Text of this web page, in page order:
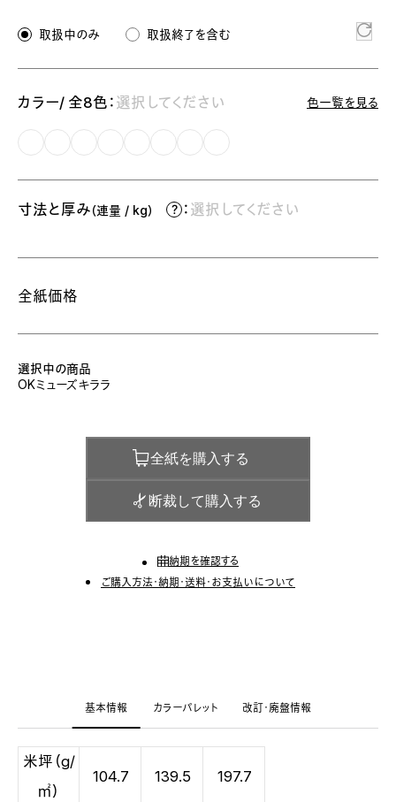
取扱中のみ 取扱終了を含む
カラー/ 全8色： 選択してください 色一覧を見る
寸法と厚み（連量 / kg） ： 選択してください
全紙価格
選択中の商品
OKミューズキララ
全紙を購入する
断裁して購入する
納期を確認する
ご購入方法・納期・送料・お支払いについて
基本情報 カラーパレット 改訂・廃盤情報
米坪（g/
㎡）
104.7 139.5 197.7